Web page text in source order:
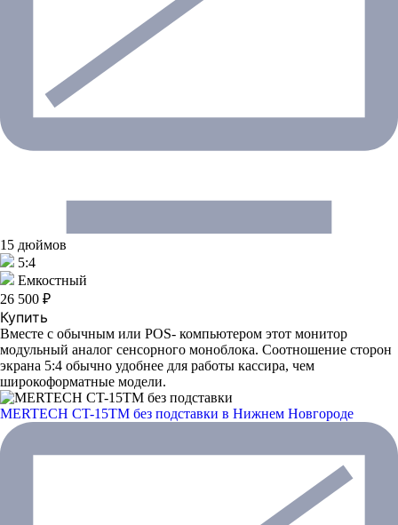
15 дюймов
5:4
Емкостный
26 500 ₽
Купить
Вместе с обычным или POS- компьютером этот монитор
модульный аналог сенсорного моноблока. Соотношение сторон
экрана 5:4 обычно удобнее для работы кассира, чем
широкоформатные модели.
MERTECH CT-15ТM без подставки в Нижнем Новгороде